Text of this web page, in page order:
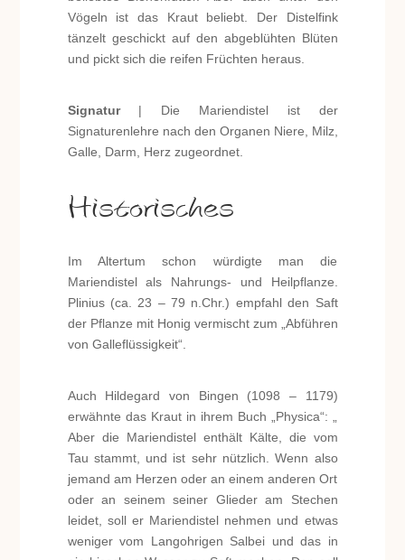
Vögeln ist das Kraut beliebt. Der Distelfink
tänzelt geschickt auf den abgeblühten Blüten
und pickt sich die reifen Früchten heraus.
Signatur | Die Mariendistel ist der
Signaturenlehre nach den Organen Niere, Milz,
Galle, Darm, Herz zugeordnet.
Historisches
Im Altertum schon würdigte man die
Mariendistel als Nahrungs- und Heilpflanze.
Plinius (ca. 23 – 79 n.Chr.) empfahl den Saft
der Pflanze mit Honig vermischt zum „Abführen
von Galleflüssigkeit“.
Auch Hildegard von Bingen (1098 – 1179)
erwähnte das Kraut in ihrem Buch „Physica“: „
Aber die Mariendistel enthält Kälte, die vom
Tau stammt, und ist sehr nützlich. Wenn also
jemand am Herzen oder an einem anderen Ort
oder an seinem seiner Glieder am Stechen
leidet, soll er Mariendistel nehmen und etwas
weniger vom Langohrigen Salbei und das in